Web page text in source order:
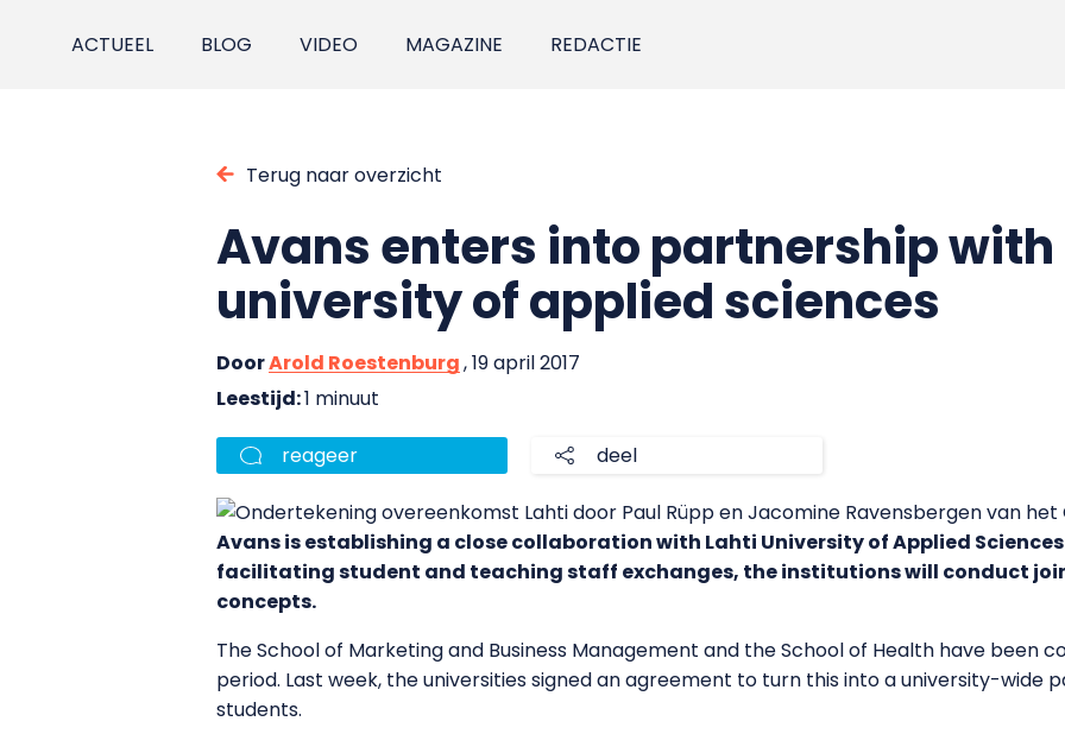
ACTUEEL BLOG VIDEO MAGAZINE REDACTIE
Terug naar overzicht
Avans enters into partnership with
university of applied sciences
DoorArold Roestenburg, 19 april 2017
Leestijd:1 minuut
reageer deel
Avans is establishing a close collaboration with Lahti University of Applied
facilitating student and teaching staff exchanges, the institutions will conduct
concepts.
The School of Marketing and Business Management and the School of Health have been
period. Last week, the universities signed an agreement to turn this into a university-wide
students.